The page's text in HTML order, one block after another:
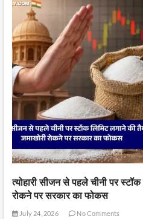
त्योहारी सीजन से पहले चीनी पर
रोकने पर सरकार का फोकस
July 24, 2026 No Comments